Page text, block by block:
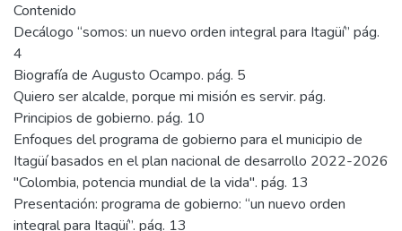
Contenido
Decálogo “somos: un nuevo orden integral para Itagüí” pág.
4
Biografía de Augusto Ocampo. pág. 5
Quiero ser alcalde, porque mi misión es servir. pág.
Principios de gobierno. pág. 10
Enfoques del programa de gobierno para el municipio de
Itagüí basados en el plan nacional de desarrollo 2022-2026
"Colombia, potencia mundial de la vida". pág. 13
Presentación: programa de gobierno: “un nuevo orden
integral para Itagüí”. pág. 13